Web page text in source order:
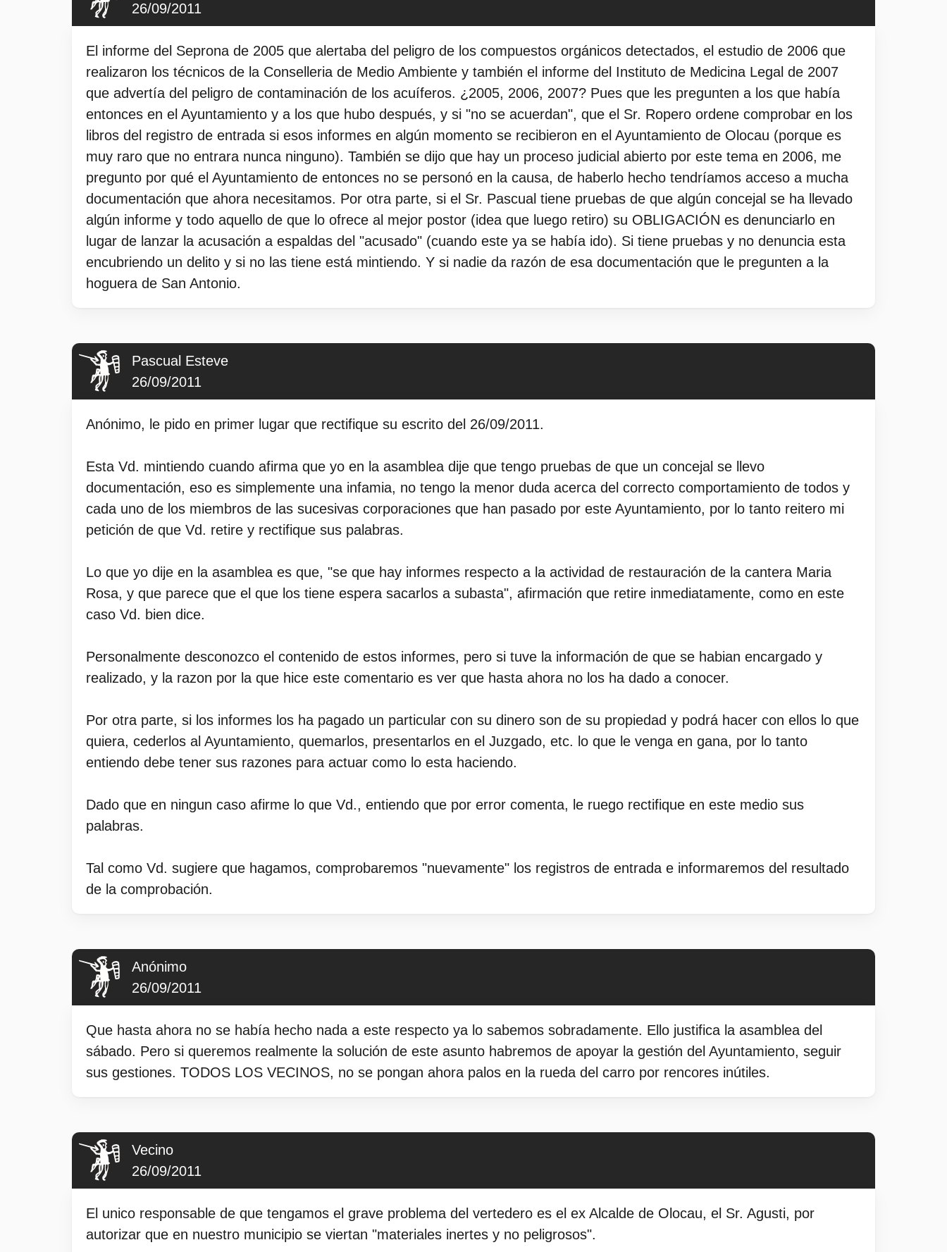
26/09/2011
El informe del Seprona de 2005 que alertaba del peligro de los compuestos orgánicos detectados, el estudio de 2006 que
realizaron los técnicos de la Conselleria de Medio Ambiente y también el informe del Instituto de Medicina Legal de 2007
que advertía del peligro de contaminación de los acuíferos. ¿2005, 2006, 2007? Pues que les pregunten a los que había
entonces en el Ayuntamiento y a los que hubo después, y si "no se acuerdan", que el Sr. Ropero ordene comprobar en los
libros del registro de entrada si esos informes en algún momento se recibieron en el Ayuntamiento de Olocau (porque es
muy raro que no entrara nunca ninguno). También se dijo que hay un proceso judicial abierto por este tema en 2006, me
pregunto por qué el Ayuntamiento de entonces no se personó en la causa, de haberlo hecho tendríamos acceso a mucha
documentación que ahora necesitamos. Por otra parte, si el Sr. Pascual tiene pruebas de que algún concejal se ha llevado
algún informe y todo aquello de que lo ofrece al mejor postor (idea que luego retiro) su OBLIGACIÓN es denunciarlo en
lugar de lanzar la acusación a espaldas del "acusado" (cuando este ya se había ido). Si tiene pruebas y no denuncia esta
encubriendo un delito y si no las tiene está mintiendo. Y si nadie da razón de esa documentación que le pregunten a la
hoguera de San Antonio.
Pascual Esteve
26/09/2011
Anónimo, le pido en primer lugar que rectifique su escrito del 26/09/2011.
Esta Vd. mintiendo cuando afirma que yo en la asamblea dije que tengo pruebas de que un concejal se llevo
documentación, eso es simplemente una infamia, no tengo la menor duda acerca del correcto comportamiento de todos y
cada uno de los miembros de las sucesivas corporaciones que han pasado por este Ayuntamiento, por lo tanto reitero mi
petición de que Vd. retire y rectifique sus palabras.
Lo que yo dije en la asamblea es que, "se que hay informes respecto a la actividad de restauración de la cantera Maria
Rosa, y que parece que el que los tiene espera sacarlos a subasta", afirmación que retire inmediatamente, como en este
caso Vd. bien dice.
Personalmente desconozco el contenido de estos informes, pero si tuve la información de que se habian encargado y
realizado, y la razon por la que hice este comentario es ver que hasta ahora no los ha dado a conocer.
Por otra parte, si los informes los ha pagado un particular con su dinero son de su propiedad y podrá hacer con ellos lo que
quiera, cederlos al Ayuntamiento, quemarlos, presentarlos en el Juzgado, etc. lo que le venga en gana, por lo tanto
entiendo debe tener sus razones para actuar como lo esta haciendo.
Dado que en ningun caso afirme lo que Vd., entiendo que por error comenta, le ruego rectifique en este medio sus
palabras.
Tal como Vd. sugiere que hagamos, comprobaremos "nuevamente" los registros de entrada e informaremos del resultado
de la comprobación.
Anónimo
26/09/2011
Que hasta ahora no se había hecho nada a este respecto ya lo sabemos sobradamente. Ello justifica la asamblea del
sábado. Pero si queremos realmente la solución de este asunto habremos de apoyar la gestión del Ayuntamiento, seguir
sus gestiones. TODOS LOS VECINOS, no se pongan ahora palos en la rueda del carro por rencores inútiles.
Vecino
26/09/2011
El unico responsable de que tengamos el grave problema del vertedero es el ex Alcalde de Olocau, el Sr. Agusti, por
autorizar que en nuestro municipio se viertan "materiales inertes y no peligrosos".